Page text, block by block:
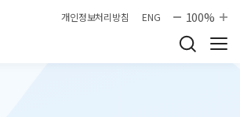
개인정보처리방침 ENG 100%